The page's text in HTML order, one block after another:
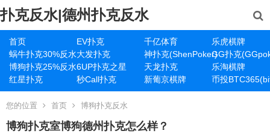
扑克反水|德州扑克反水
首页 EV扑克 千亿体育
乐虎棋牌
蜗牛扑克30%反水大发扑克 神扑克(ShenPoker)GG扑克
博狗扑克25%反水6UP扑克之星 天龙扑克
乐淘棋牌
红星扑克
秒Call扑克 新葡京棋牌 币投
您的位置 首页 博狗扑克反水
博狗扑克室博狗德州扑克怎么样？